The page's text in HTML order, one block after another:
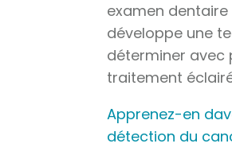
examen
développe une
déterminer avec
traitement
Apprenez-en
détection du